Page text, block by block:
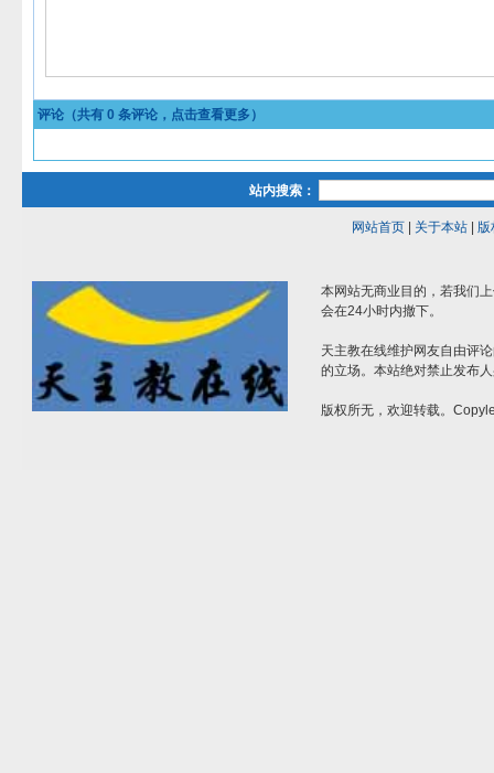
评论（共有 0 条评论，点击查看更多）
站内搜索：
网站首页| 关于本站| 版
本网站无商业目的，若我们
会在24小时内撤下。
天主教在线维护网友自由评
的立场。本站绝对禁止发布
版权所无，欢迎转载。